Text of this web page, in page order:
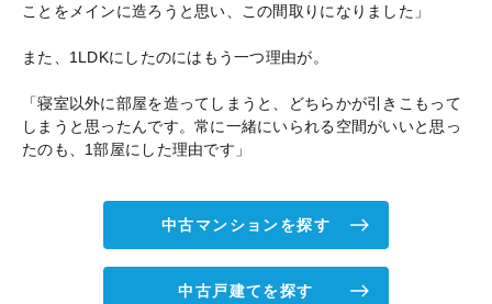
ことをメインに造ろうと思い、この間取りになりました」
また、1LDKにしたのにはもう一つ理由が。
「寝室以外に部屋を造ってしまうと、どちらかが引きこもって
しまうと思ったんです。常に一緒にいられる空間がいいと思っ
たのも、1部屋にした理由です」
中古マンションを探す
中古戸建てを探す